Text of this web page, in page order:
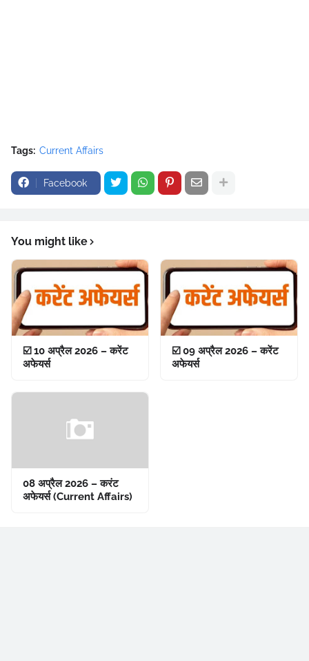
Tags: Current Affairs
Facebook
You might like
☑️ 10 अप्रैल 2026 – करेंट
अफेयर्स
☑️ 09 अप्रैल 2026 – करेंट
अफेयर्स
08 अप्रैल 2026 – करंट
अफेयर्स (Current Affairs)